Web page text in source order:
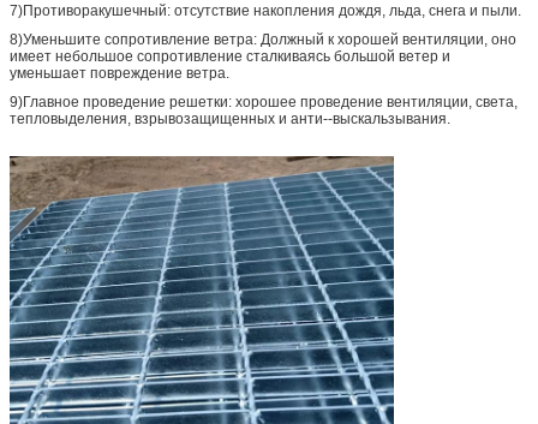
7)Противоракушечный: отсутствие накопления дождя, льда, снега и пыли.
8)Уменьшите сопротивление ветра: Должный к хорошей вентиляции, оно
имеет небольшое сопротивление сталкиваясь большой ветер и
уменьшает повреждение ветра.
9)Главное проведение решетки: хорошее проведение вентиляции, света,
тепловыделения, взрывозащищенных и анти--выскальзывания.